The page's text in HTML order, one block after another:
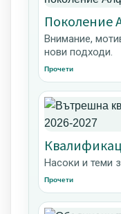
Поколение
Внимание,
нови подходи.
Прочети
Насоки и теми
Прочети